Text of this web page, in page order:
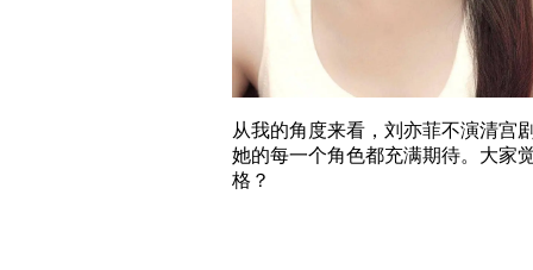
从我的角度来看，刘亦菲不演清宫
她的每一个角色都充满期待。大家
格？